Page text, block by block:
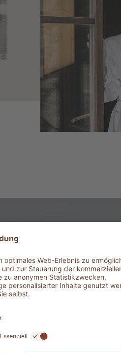
IN DER TOSKANA